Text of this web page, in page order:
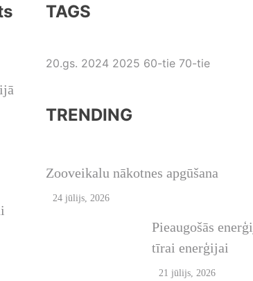
TAGS
20.gs. 2024 2025 60-tie 70-tie
TRENDING
Zooveikalu nākotnes apgūšana
24 jūlijs, 2026
Pieaugošās
tīrai enerģijai
21 jūlijs, 2026